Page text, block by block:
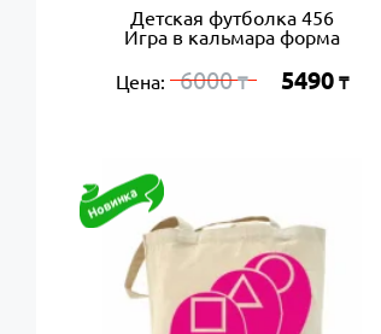
Детская футболка 456
Игра в кальмара форма
Цена: 6000₸ 5490 ₸